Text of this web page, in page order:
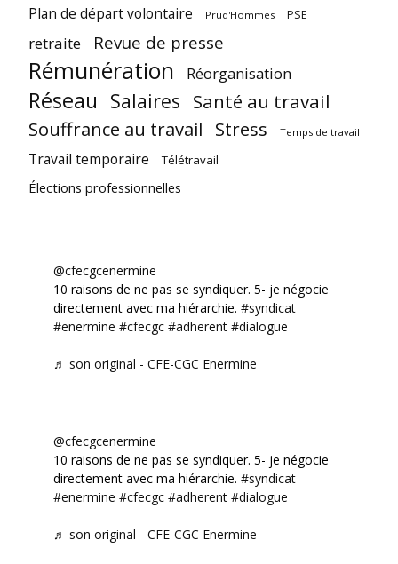
Plan de départ volontaire Prud'Hommes PSE
retraite Revue de presse
Rémunération Réorganisation
Réseau Salaires Santé au travail
Souffrance au travail Stress Temps de travail
Travail temporaire Télétravail
Élections professionnelles
@cfecgcenermine
10 raisons de ne pas se syndiquer. 5- je négocie
directement avec ma hiérarchie. #syndicat
#enermine #cfecgc #adherent #dialogue
♬ son original - CFE-CGC Enermine
@cfecgcenermine
10 raisons de ne pas se syndiquer. 5- je négocie
directement avec ma hiérarchie. #syndicat
#enermine #cfecgc #adherent #dialogue
♬ son original - CFE-CGC Enermine